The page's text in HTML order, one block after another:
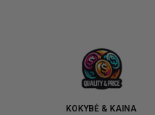
KOKYBĖ & KAINA